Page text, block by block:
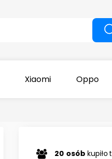
Xiaomi Oppo
20 osób kupiło